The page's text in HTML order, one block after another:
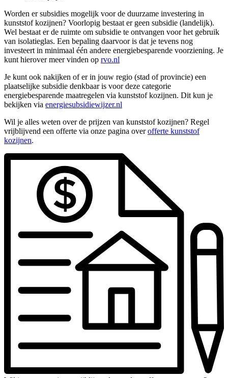
Worden er subsidies mogelijk voor de duurzame investering in
kunststof kozijnen? Voorlopig bestaat er geen subsidie (landelijk).
Wel bestaat er de ruimte om subsidie te ontvangen voor het gebruik
van isolatieglas. Een bepaling daarvoor is dat je tevens nog
investeert in minimaal één andere energiebesparende voorziening. Je
kunt hierover meer vinden op rvo.nl
Je kunt ook nakijken of er in jouw regio (stad of provincie) een
plaatselijke subsidie denkbaar is voor deze categorie
energiebesparende maatregelen via kunststof kozijnen. Dit kun je
bekijken via energiesubsidiewijzer.nl
Wil je alles weten over de prijzen van kunststof kozijnen? Regel
vrijblijvend een offerte via onze pagina overofferte kunststof
kozijnen.